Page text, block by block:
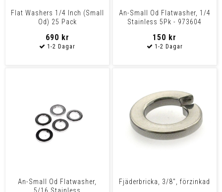
Flat Washers 1/4 Inch (Small
Od) 25 Pack
690 kr
An-Small Od Flatwasher, 1/4
Stainless 5Pk - 973604
150 kr
An-Small Od Flatwasher,
5/16 Stainless
Fjäderbricka, 3/8", förzinkad